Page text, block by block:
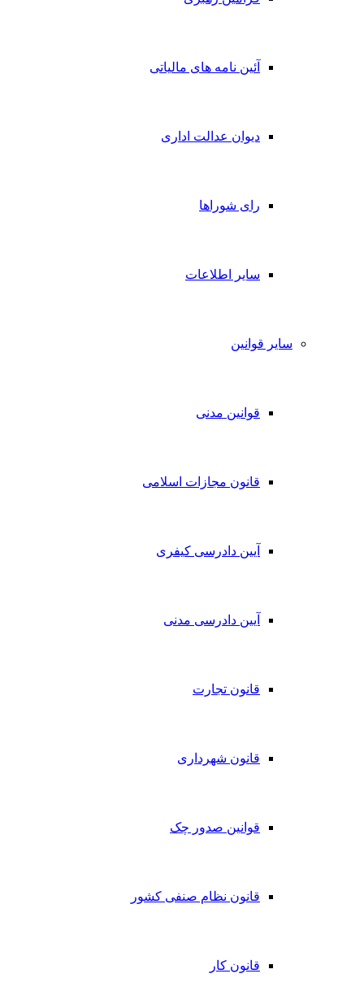
آئین نامه های مالیاتی
دیوان عدالت اداری
رای شوراها
سایر اطلاعات
سایر قوانین
قوانین مدنی
قانون مجازات اسلامی
آیین دادرسی کیفری
آیین دادرسی مدنی
قانون تجارت
قانون شهرداری
قوانین صدور چک
قانون نظام صنفی کشور
قانون کار